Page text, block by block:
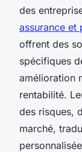
des
assurance et
offrent des
spécifiques
amélioration
rentabilité.
des risques,
marché,